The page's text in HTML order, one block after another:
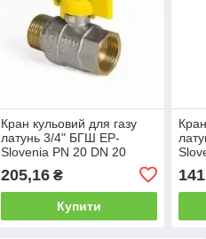
Кран кульовий для газу
латунь 3/4" БГШ EP-
Slovenia PN 20 DN 20
Словенія
205,16₴
Купити